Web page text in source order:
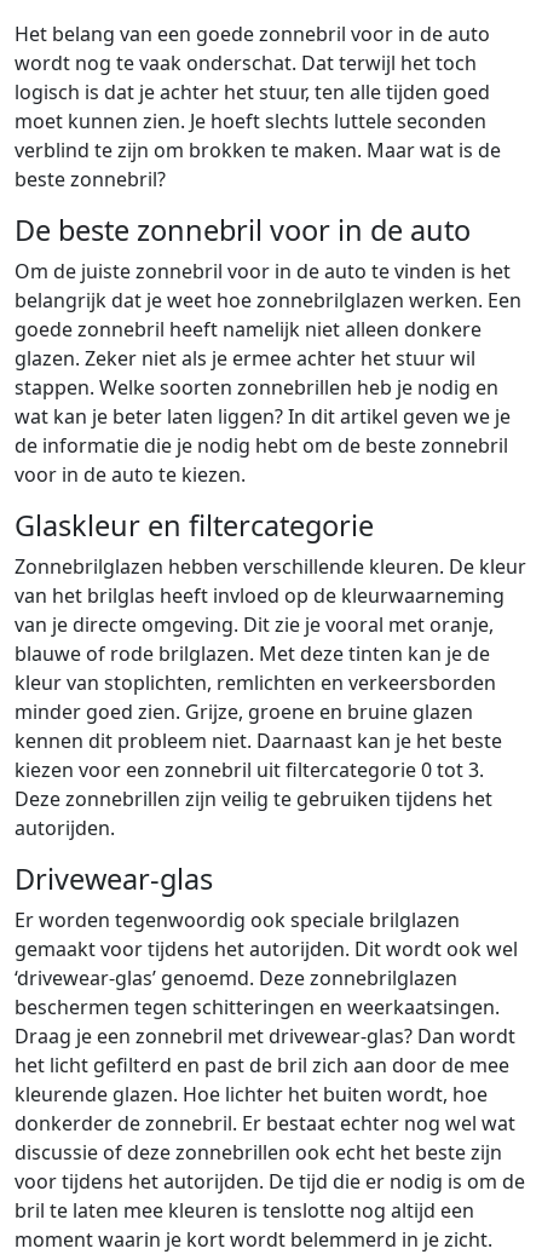
Het belang van een goede zonnebril voor in de auto
wordt nog te vaak onderschat. Dat terwijl het toch
logisch is dat je achter het stuur, ten alle tijden goed
moet kunnen zien. Je hoeft slechts luttele seconden
verblind te zijn om brokken te maken. Maar wat is de
beste zonnebril?
De beste zonnebril voor in de auto
Om de juiste zonnebril voor in de auto te vinden is het
belangrijk dat je weet hoe zonnebrilglazen werken. Een
goede zonnebril heeft namelijk niet alleen donkere
glazen. Zeker niet als je ermee achter het stuur wil
stappen. Welke soorten zonnebrillen heb je nodig en
wat kan je beter laten liggen? In dit artikel geven we je
de informatie die je nodig hebt om de beste zonnebril
voor in de auto te kiezen.
Glaskleur en filtercategorie
Zonnebrilglazen hebben verschillende kleuren. De kleur
van het brilglas heeft invloed op de kleurwaarneming
van je directe omgeving. Dit zie je vooral met oranje,
blauwe of rode brilglazen. Met deze tinten kan je de
kleur van stoplichten, remlichten en verkeersborden
minder goed zien. Grijze, groene en bruine glazen
kennen dit probleem niet. Daarnaast kan je het beste
kiezen voor een zonnebril uit filtercategorie 0 tot 3.
Deze zonnebrillen zijn veilig te gebruiken tijdens het
autorijden.
Drivewear-glas
Er worden tegenwoordig ook speciale brilglazen
gemaakt voor tijdens het autorijden. Dit wordt ook wel
‘drivewear-glas’ genoemd. Deze zonnebrilglazen
beschermen tegen schitteringen en weerkaatsingen.
Draag je een zonnebril met drivewear-glas? Dan wordt
het licht gefilterd en past de bril zich aan door de mee
kleurende glazen. Hoe lichter het buiten wordt, hoe
donkerder de zonnebril. Er bestaat echter nog wel wat
discussie of deze zonnebrillen ook echt het beste zijn
voor tijdens het autorijden. De tijd die er nodig is om de
bril te laten mee kleuren is tenslotte nog altijd een
moment waarin je kort wordt belemmerd in je zicht.